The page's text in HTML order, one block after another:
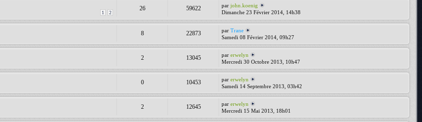
1 2
26 59622 parjohn.koenig
Dimanche 23 Février 2014, 14h38
8 22873 parTrane
Samedi 08 Février 2014, 09h27
2 13045 parerwelyn
Mercredi 30 Octobre 2013, 10h47
0 10453 parerwelyn
Samedi 14 Septembre 2013, 03h42
2 12645 parerwelyn
Mercredi 15 Mai 2013, 18h01